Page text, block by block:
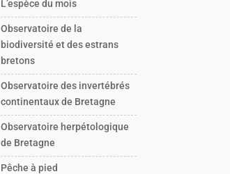
L’espèce du mois
Observatoire de la
biodiversité et des estrans
bretons
Observatoire des invertébrés
continentaux de Bretagne
Observatoire herpétologique
de Bretagne
Pêche à pied